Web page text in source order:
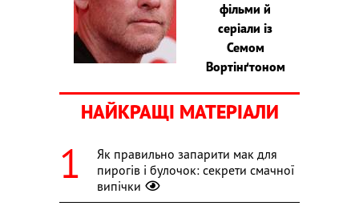
фільми й
серіали із
Семом
Вортінґтоном
НАЙКРАЩІ МАТЕРІАЛИ
Як правильно запарити мак для
пирогів і булочок: секрети смачної
випічки